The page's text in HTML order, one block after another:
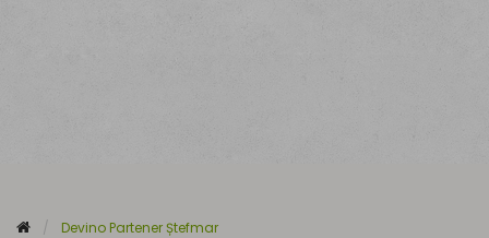
Devino Partener Ștefmar